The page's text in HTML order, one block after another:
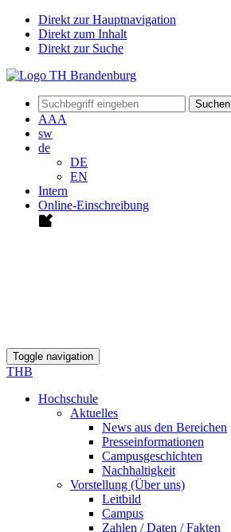
Direkt zur Hauptnavigation
Direkt zum Inhalt
Direkt zur Suche
Suchen
AAA
sw
de
DE
EN
Intern
Online-Einschreibung
Toggle navigation
THB
Hochschule
Aktuelles
News aus den Bereichen
Presseinformationen
Campusgeschichten
Nachhaltigkeit
Vorstellung (Über uns)
Leitbild
Campus
Zahlen / Daten / Fakten